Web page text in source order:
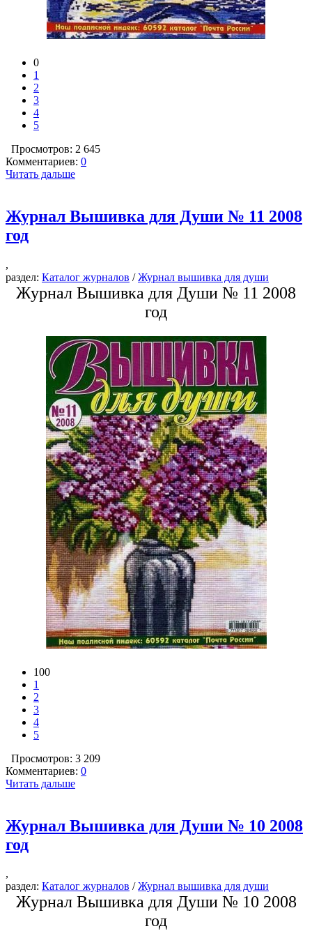
0
1
2
3
4
5
Просмотров: 2 645
Комментариев: 0
Читать дальше
Журнал Вышивка для Души № 11 2008
год
,
раздел: Каталог журналов /Журнал вышивка для души
Журнал Вышивка для Души № 11 2008
год
100
1
2
3
4
5
Просмотров: 3 209
Комментариев: 0
Читать дальше
Журнал Вышивка для Души № 10 2008
год
,
раздел: Каталог журналов /Журнал вышивка для души
Журнал Вышивка для Души № 10 2008
год